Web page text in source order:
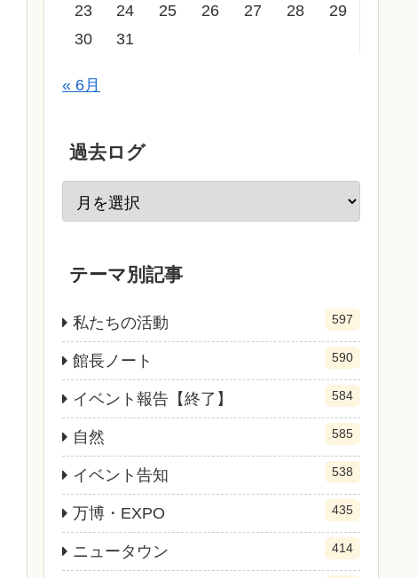
23
24 25 26 27 28
29
30
31
« 6月
過去ログ
テーマ別記事
私たちの活動 597
館長ノート 590
イベント報告【終了】 584
自然 585
イベント告知 538
万博・EXPO 435
ニュータウン 414